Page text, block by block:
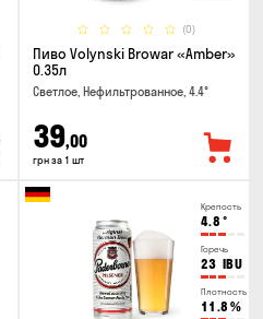
(0)
Пиво Volynski Browar «Amber»
0.35л
Светлое, Нефильтрованное, 4.4°
39,00
грн за 1 шт
Крепость
4.8 °
Горечь
23 IBU
Плотность
11.8 %